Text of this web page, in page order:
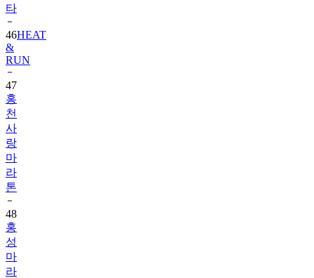
타
46HEAT
&
RUN
47
홍
천
사
랑
마
라
톤
48
홍
성
마
라